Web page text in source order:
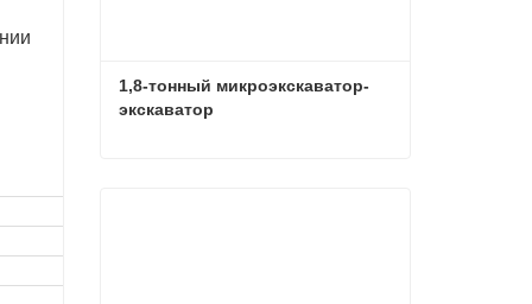
1,8-тонный микроэкскаватор-
экскаватор